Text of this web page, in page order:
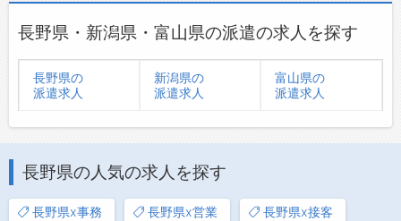
長野県・新潟県・富山県の派遣の求人を探す
長野県の
派遣求人
新潟県の
派遣求人
富山県の
派遣求人
長野県の人気の求人を探す
長野県x事務 長野県x営業 長野県x接客